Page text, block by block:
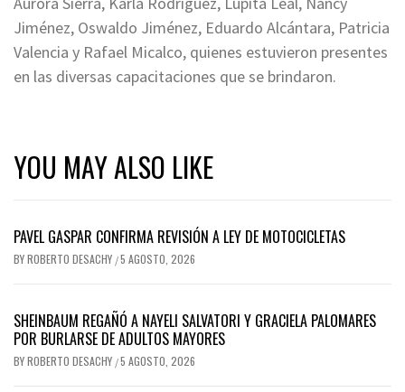
Jiménez, Oswaldo Jiménez, Eduardo Alcántara, Patricia
Valencia y Rafael Micalco, quienes estuvieron presentes
en las diversas capacitaciones que se brindaron.
YOU MAY ALSO LIKE
PAVEL GASPAR CONFIRMA REVISIÓN A LEY DE MOTOCICLETAS
BYROBERTO DESACHY /5 AGOSTO, 2026
SHEINBAUM REGAÑÓ A NAYELI SALVATORI Y GRACIELA PALOMARES
POR BURLARSE DE ADULTOS MAYORES
BYROBERTO DESACHY /5 AGOSTO, 2026